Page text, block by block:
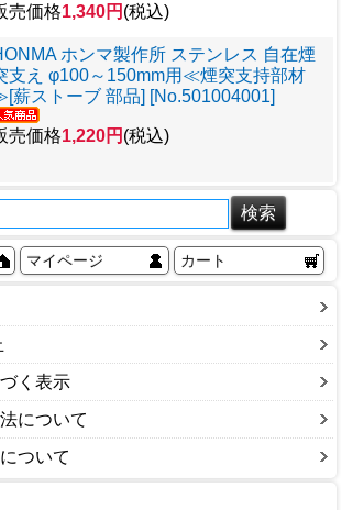
売価格1,340円 (税込)
ホンマ製作所 ステンレス 自在煙
支え φ100～150mm用≪煙突支持部材
薪ストーブ 部品] [No.501004001]
売価格1,220円 (税込)
マイページ カート
く表示
について
ついて